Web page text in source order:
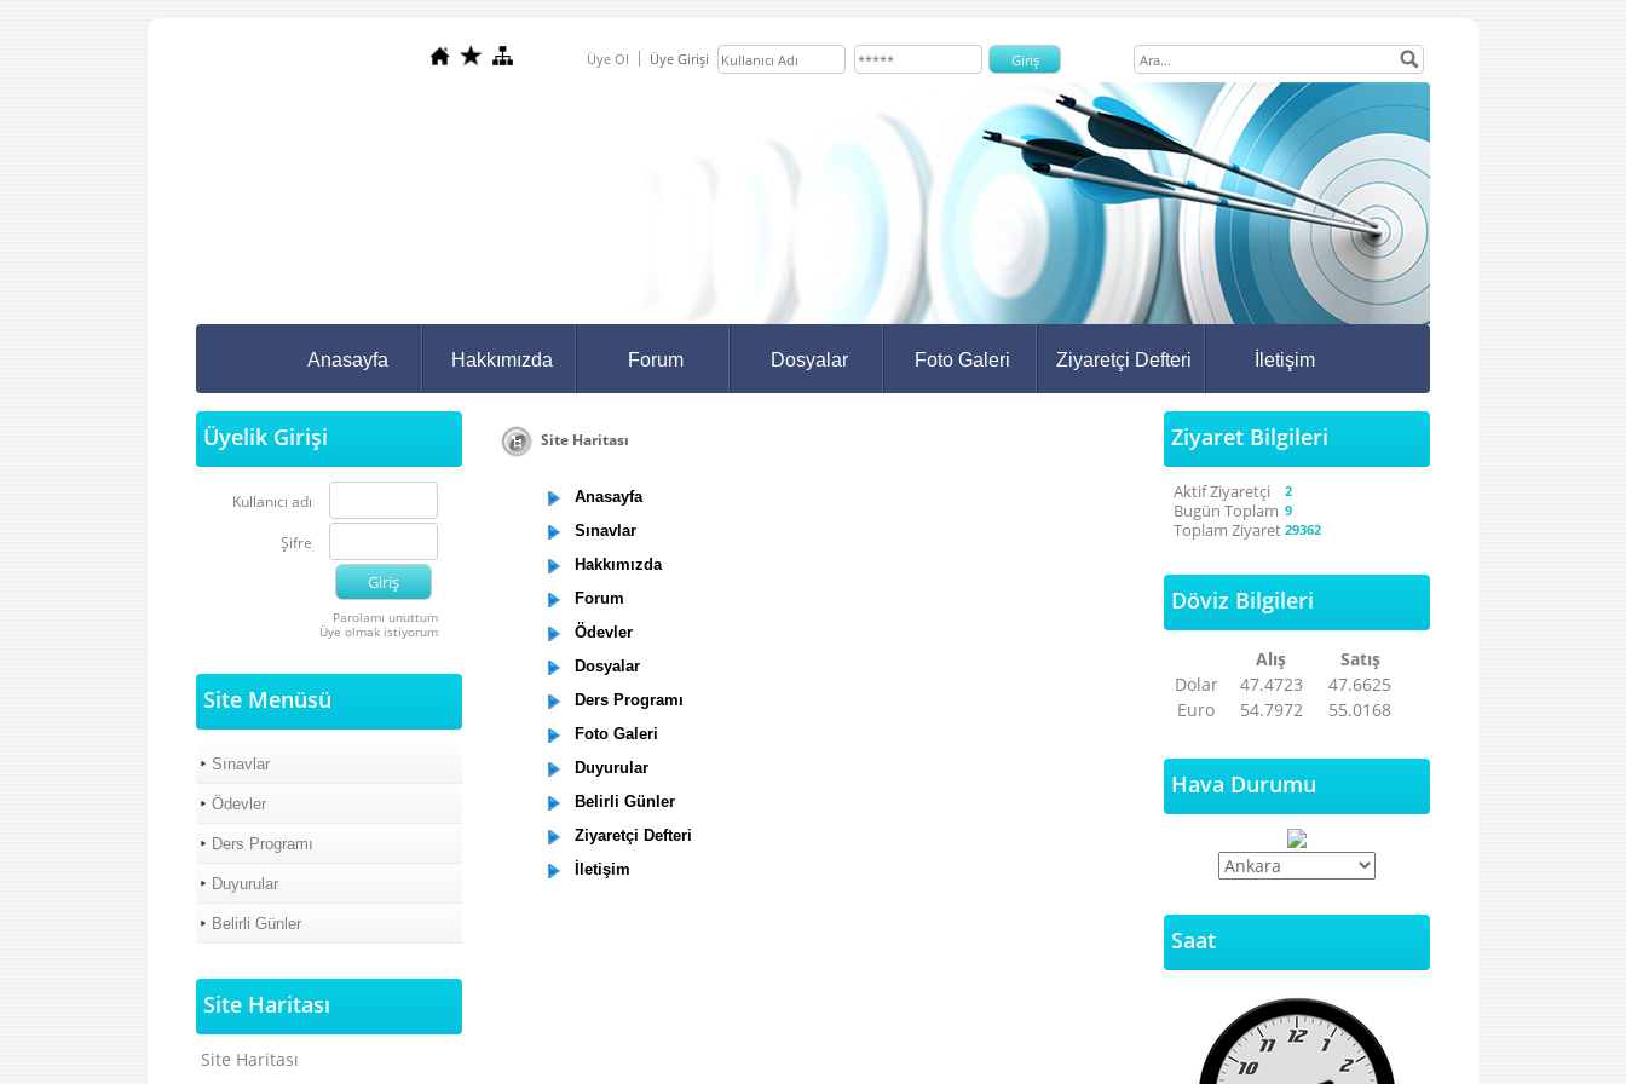
Üye Ol Üye Girişi
Anasayfa Hakkımızda Forum Dosyalar Foto Galeri Ziyaretçi Defteri İletişim
Üyelik Girişi
Kullanıcı adı
Şifre
Parolamı unuttum
Üye olmak istiyorum
Site Menüsü
Sınavlar
Ödevler
Ders Programı
Duyurular
Belirli Günler
Site Haritası
Site Haritası
Site Haritası
Anasayfa
Sınavlar
Hakkımızda
Forum
Ödevler
Dosyalar
Ders Programı
Foto Galeri
Duyurular
Belirli Günler
Ziyaretçi Defteri
İletişim
Ziyaret Bilgileri
Aktif Ziyaretçi 2
Bugün Toplam 9
Toplam Ziyaret 29362
Döviz Bilgileri
Alış
Satış
Dolar
47.4723
47.6625
Euro
54.7972 55.0168
Hava Durumu
Saat